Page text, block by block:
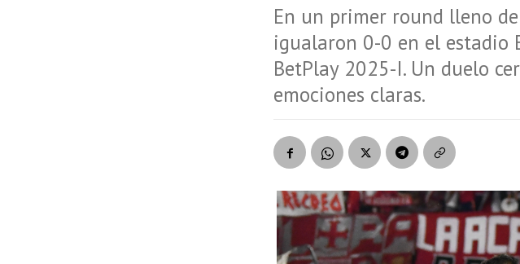
En un primer round lleno
igualaron 0-0 en el estadio
BetPlay 2025-I. Un duelo
emociones claras.